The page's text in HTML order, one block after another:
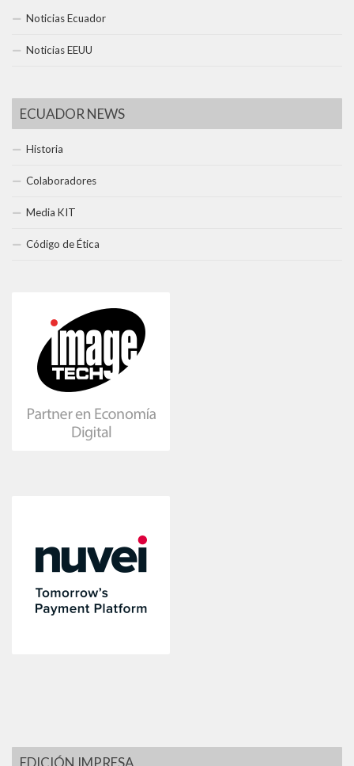
Noticias Ecuador
Noticias EEUU
ECUADOR NEWS
Historia
Colaboradores
Media KIT
Código de Ética
EDICIÓN IMPRESA